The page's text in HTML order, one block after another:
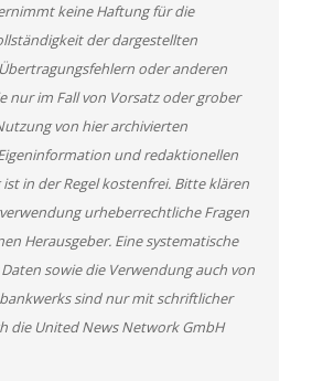
keine Haftung für die
der dargestellten
oder anderen
nur im Fall von Vorsatz oder grober
von hier archivierten
und redaktionellen
in der Regel kostenfrei. Bitte klären
urheberrechtliche Fragen
Herausgeber. Eine systematische
sowie die Verwendung auch von
sind nur mit schriftlicher
die United News Network GmbH